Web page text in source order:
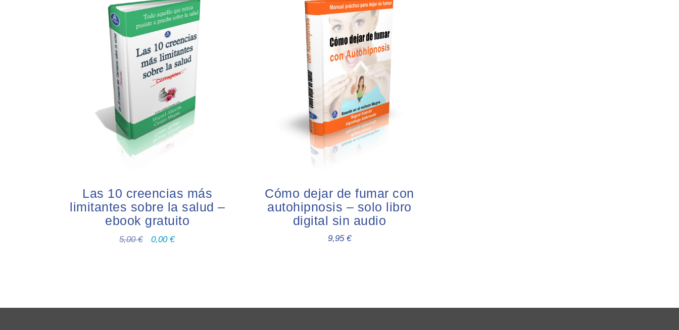
Las 10 creencias más
limitantes sobre la salud –
ebook gratuito
5,00€ 0,00€
Cómo dejar de fumar con
autohipnosis – solo libro
digital sin audio
9,95 €